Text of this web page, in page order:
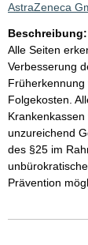
AstraZeneca
Beschreibung:
Alle Seiten
Verbesserung
Früherkennung
Folgekosten.
unzureichend
des §25 im
Prävention